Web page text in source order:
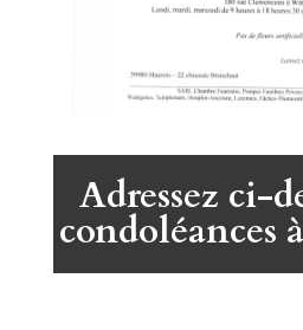
Adressez ci-
condoléances